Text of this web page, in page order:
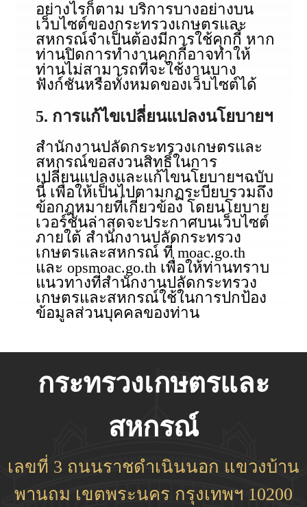
อย่างไรก็ตาม บริการบางอย่างบน
เว็บไซต์ของกระทรวงเกษตรและ
สหกรณ์จำเป็นต้องมีการใช้คุกกี้ หาก
ท่านปิดการทำงานคุกกี้อาจทำให้
ท่านไม่สามารถที่จะใช้งานบาง
ฟังก์ชันหรือทั้งหมดของเว็บไซต์ได้
5. การแก้ไขเปลี่ยนแปลงนโยบายฯ
สำนักงานปลัดกระทรวงเกษตรและ
สหกรณ์ขอสงวนสิทธิ์ในการ
เปลี่ยนแปลงและแก้ไขนโยบายฯฉบับ
นี้ เพื่อให้เป็นไปตามกฏระบียบรวมถึง
ข้อกฎหมายที่เกี่ยวข้อง โดยนโยบาย
เวอร์ชันล่าสุดจะประกาศบนเว็บไซต์
ภายใต้ สำนักงานปลัดกระทรวง
เกษตรและสหกรณ์ ที่ moac.go.th
และ opsmoac.go.th เพื่อให้ท่านทราบ
แนวทางที่สำนักงานปลัดกระทรวง
เกษตรและสหกรณ์ใช้ในการปกป้อง
ข้อมูลส่วนบุคคลของท่าน
กระทรวงเกษตรและ
สหกรณ์
เลขที่ 3 ถนนราชดำเนินนอก แขวงบ้าน
พานถม เขตพระนคร กรุงเทพฯ 10200